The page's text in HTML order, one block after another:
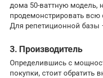
дома 50-ваттную модель,
продемонстрировать
Для репетиционной базы
3. Производитель
Определившись с
покупки, стоит обратить